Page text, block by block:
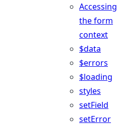
Accessing
the form
context
$data
$errors
$loading
styles
setField
setError